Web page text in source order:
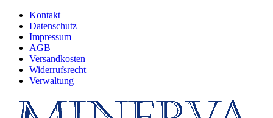
Kontakt
Datenschutz
Impressum
AGB
Versandkosten
Widerrufsrecht
Verwaltung